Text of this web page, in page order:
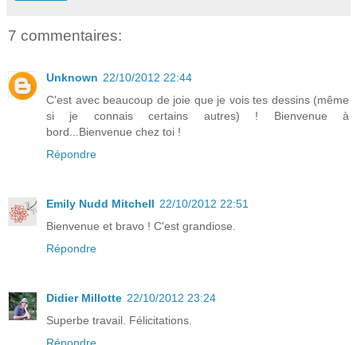
7 commentaires:
Unknown 22/10/2012 22:44
C'est avec beaucoup de joie que je vois tes dessins (même
si je connais certains autres) ! Bienvenue à
bord...Bienvenue chez toi !
Répondre
Emily Nudd Mitchell 22/10/2012 22:51
Bienvenue et bravo ! C'est grandiose.
Répondre
Didier Millotte 22/10/2012 23:24
Superbe travail. Félicitations.
Répondre